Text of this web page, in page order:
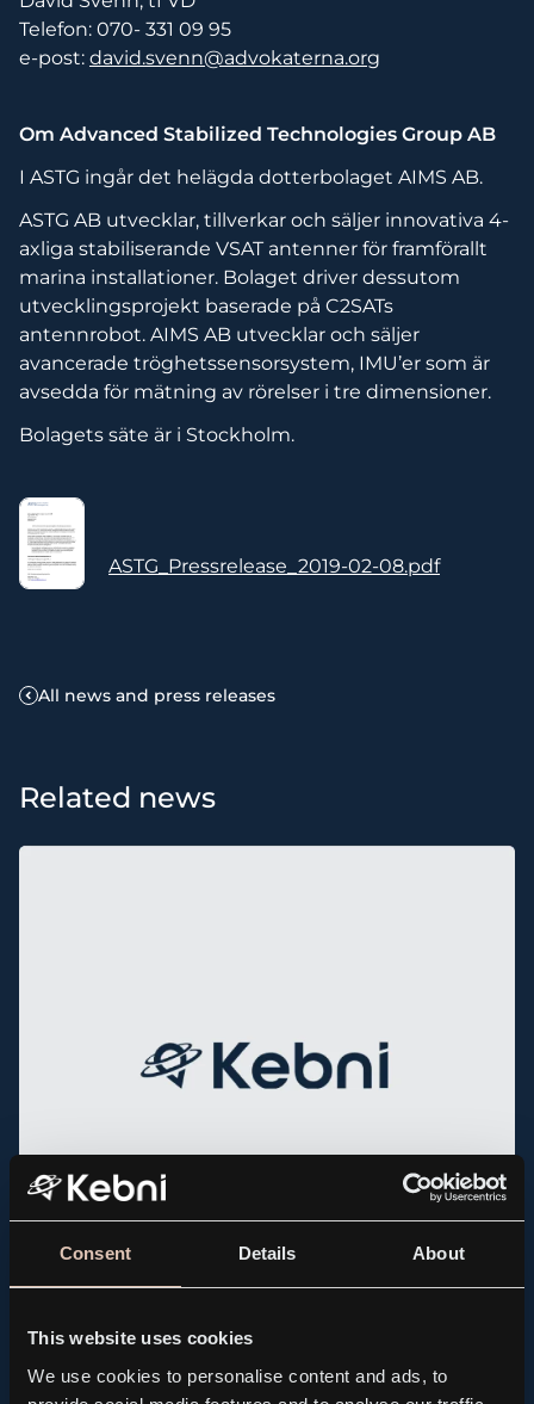
Consent Details About
This website uses cookies
We use cookies to personalise content and ads, to
Telefon: 070- 331 09 95
e-post: david.svenn@advokaterna.org
Om Advanced Stabilized Technologies Group AB
I ASTG ingår det helägda dotterbolaget AIMS AB.
ASTG AB utvecklar, tillverkar och säljer innovativa 4-
axliga stabiliserande VSAT antenner för framförallt
marina installationer. Bolaget driver dessutom
utvecklingsprojekt baserade på C2SATs
antennrobot. AIMS AB utvecklar och säljer
avancerade tröghetssensorsystem, IMU’er som är
avsedda för mätning av rörelser i tre dimensioner.
Bolagets säte är i Stockholm.
ASTG_Pressrelease_2019-02-08.pdf
All news and press releases
Related news
Kebni AB brings forward the publication of its Q2